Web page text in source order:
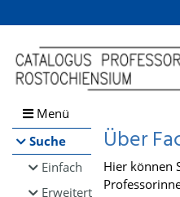
Browsen
direkt zum Inhalt
Menü
Suche
Einfach
Erweitert
Über
Hier können